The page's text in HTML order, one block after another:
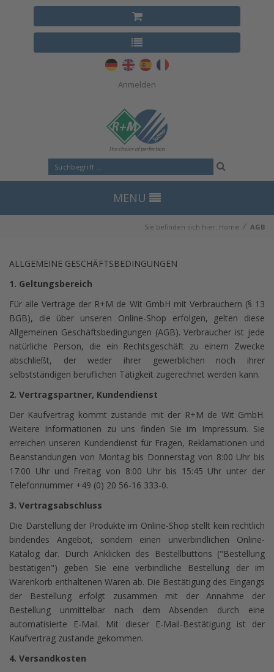
Anmelden
MENU
Sie befinden sich hier: Home ⁄ AGB
ALLGEMEINE GESCHÄFTSBEDINGUNGEN
1. Geltungsbereich
Für alle Verträge der R+M de Wit GmbH mit Verbrauchern (§ 13
BGB), die über unseren Online-Shop erfolgen, gelten diese
Allgemeinen Geschäftsbedingungen (AGB). Verbraucher ist jede
natürliche Person, die ein Rechtsgeschäft zu einem Zwecke
abschließt, der weder ihrer gewerblichen noch ihrer
selbstständigen beruflichen Tätigkeit zugerechnet werden kann.
2. Vertragspartner, Kundendienst
Der Kaufvertrag kommt zustande mit der R+M de Wit GmbH.
Weitere Informationen zu uns finden Sie im Impressum. Sie
erreichen unseren Kundendienst für Fragen, Reklamationen und
Beanstandungen von Montag bis Donnerstag von 8:00 Uhr bis
17:00 Uhr und Freitag von 8:00 Uhr bis 15:45 Uhr unter der
Telefonnummer +49 (0) 20 56-16 333-0.
3. Vertragsabschluss
Die Darstellung der Produkte im Online-Shop stellt kein rechtlich
bindendes Angebot, sondern einen unverbindlichen Online-
Katalog dar. Durch Anklicken des Bestellbuttons ("Bestellung
bestätigen") geben Sie eine verbindliche Bestellung der im
Warenkorb enthaltenen Waren ab. Die Bestätigung des Eingangs
der Bestellung erfolgt zusammen mit der Annahme der
Bestellung unmittelbar nach dem Absenden durch eine
automatisierte E-Mail. Mit dieser E-Mail-Bestätigung ist der
Kaufvertrag zustande gekommen.
4. Versandkosten